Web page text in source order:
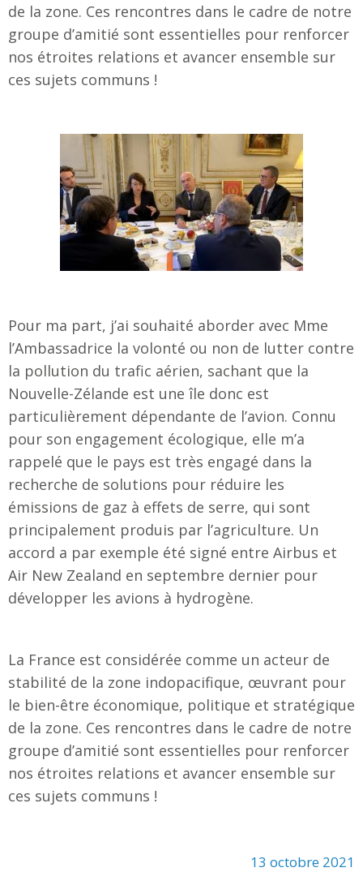
de la zone. Ces rencontres dans le cadre de notre
groupe d’amitié sont essentielles pour renforcer
nos étroites relations et avancer ensemble sur
ces sujets communs !
Pour ma part, j’ai souhaité aborder avec Mme
l’Ambassadrice la volonté ou non de lutter contre
la pollution du trafic aérien, sachant que la
Nouvelle-Zélande est une île donc est
particulièrement dépendante de l’avion. Connu
pour son engagement écologique, elle m’a
rappelé que le pays est très engagé dans la
recherche de solutions pour réduire les
émissions de gaz à effets de serre, qui sont
principalement produis par l’agriculture. Un
accord a par exemple été signé entre Airbus et
Air New Zealand en septembre dernier pour
développer les avions à hydrogène.
La France est considérée comme un acteur de
stabilité de la zone indopacifique, œuvrant pour
le bien-être économique, politique et stratégique
de la zone. Ces rencontres dans le cadre de notre
groupe d’amitié sont essentielles pour renforcer
nos étroites relations et avancer ensemble sur
ces sujets communs !
13 octobre 2021